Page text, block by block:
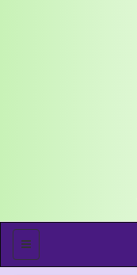
منو